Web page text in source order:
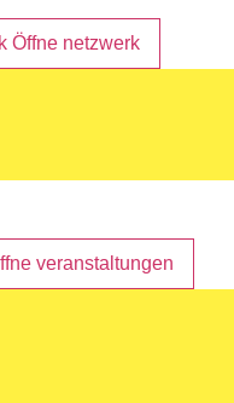
Öffne netzwerk
veranstaltungen